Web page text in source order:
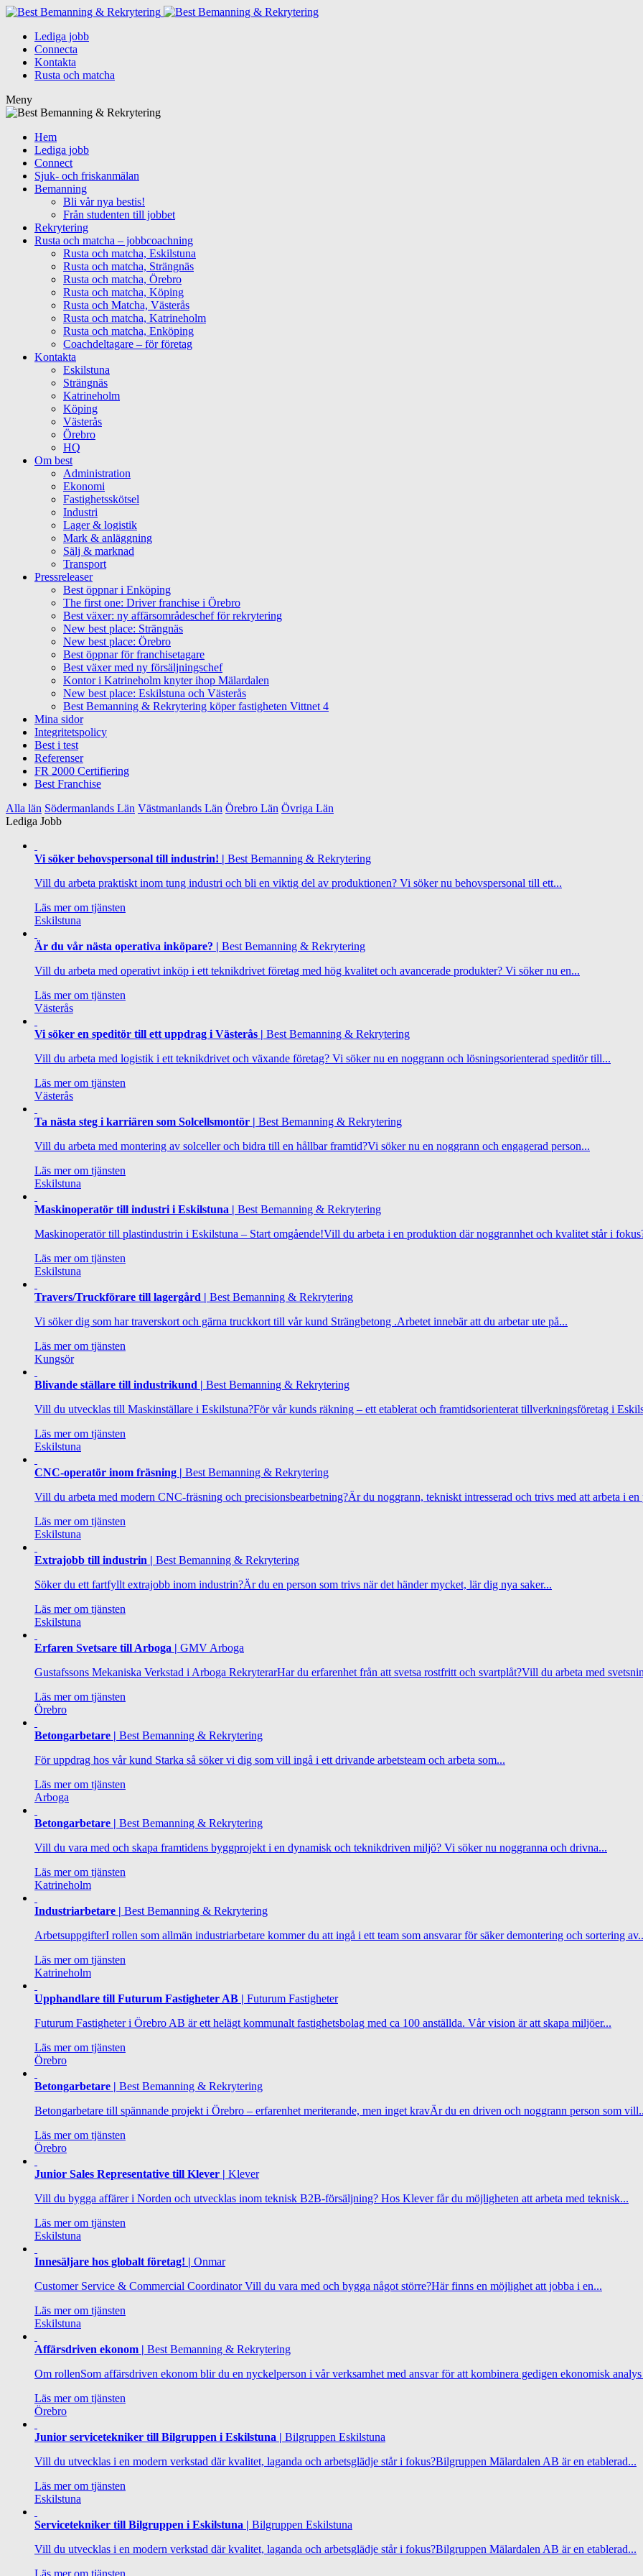
Lediga jobb
Connecta
Kontakta
Rusta och matcha
Meny
Hem
Lediga jobb
Connect
Sjuk- och friskanmälan
Bemanning
Bli vår nya bestis!
Från studenten till jobbet
Rekrytering
Rusta och matcha – jobbcoachning
Rusta och matcha, Eskilstuna
Rusta och matcha, Strängnäs
Rusta och matcha, Örebro
Rusta och matcha, Köping
Rusta och Matcha, Västerås
Rusta och matcha, Katrineholm
Rusta och matcha, Enköping
Coachdeltagare – för företag
Kontakta
Eskilstuna
Strängnäs
Katrineholm
Köping
Västerås
Örebro
HQ
Om best
Administration
Ekonomi
Fastighetsskötsel
Industri
Lager & logistik
Mark & anläggning
Sälj & marknad
Transport
Pressreleaser
Best öppnar i Enköping
The first one: Driver franchise i Örebro
Best växer: ny affärsområdeschef för rekrytering
New best place: Strängnäs
New best place: Örebro
Best öppnar för franchisetagare
Best växer med ny försäljningschef
Kontor i Katrineholm knyter ihop Mälardalen
New best place: Eskilstuna och Västerås
Best Bemanning & Rekrytering köper fastigheten Vittnet 4
Mina sidor
Integritetspolicy
Best i test
Referenser
FR 2000 Certifiering
Best Franchise
Alla län Södermanlands Län Västmanlands Län Örebro Län Övriga Län
Lediga Jobb
Vi söker behovspersonal till industrin! | Best Bemanning & Rekrytering
Vill du arbeta praktiskt inom tung industri och bli en viktig del av produktionen? Vi söker nu behovspersonal till ett...
Läs mer om tjänsten
Eskilstuna
Är du vår nästa operativa inköpare? | Best Bemanning & Rekrytering
Vill du arbeta med operativt inköp i ett teknikdrivet företag med hög kvalitet och avancerade produkter? Vi söker nu en...
Läs mer om tjänsten
Västerås
Vi söker en speditör till ett uppdrag i Västerås | Best Bemanning & Rekrytering
Vill du arbeta med logistik i ett teknikdrivet och växande företag? Vi söker nu en noggrann och lösningsorienterad speditör till...
Läs mer om tjänsten
Västerås
Ta nästa steg i karriären som Solcellsmontör | Best Bemanning & Rekrytering
Vill du arbeta med montering av solceller och bidra till en hållbar framtid?Vi söker nu en noggrann och engagerad person...
Läs mer om tjänsten
Eskilstuna
Maskinoperatör till industri i Eskilstuna | Best Bemanning & Rekrytering
Maskinoperatör till plastindustrin i Eskilstuna – Start omgående!Vill du arbeta i en produktion där noggrannhet och kvalitet står i
Läs mer om tjänsten
Eskilstuna
Travers/Truckförare till lagergård | Best Bemanning & Rekrytering
Vi söker dig som har traverskort och gärna truckkort till vår kund Strängbetong .Arbetet innebär att du arbetar ute på...
Läs mer om tjänsten
Kungsör
Blivande ställare till industrikund | Best Bemanning & Rekrytering
Vill du utvecklas till Maskinställare i Eskilstuna?För vår kunds räkning – ett etablerat och framtidsorienterat tillverkningsföretag i
Läs mer om tjänsten
Eskilstuna
CNC-operatör inom fräsning | Best Bemanning & Rekrytering
Vill du arbeta med modern CNC-fräsning och precisionsbearbetning?Är du noggrann, tekniskt intresserad och trivs med att arbeta i
Läs mer om tjänsten
Eskilstuna
Extrajobb till industrin | Best Bemanning & Rekrytering
Söker du ett fartfyllt extrajobb inom industrin?Är du en person som trivs när det händer mycket, lär dig nya saker...
Läs mer om tjänsten
Eskilstuna
Erfaren Svetsare till Arboga | GMV Arboga
Gustafssons Mekaniska Verkstad i Arboga RekryterarHar du erfarenhet från att svetsa rostfritt och svartplåt?Vill du arbeta med
Läs mer om tjänsten
Örebro
Betongarbetare | Best Bemanning & Rekrytering
För uppdrag hos vår kund Starka så söker vi dig som vill ingå i ett drivande arbetsteam och arbeta som...
Läs mer om tjänsten
Arboga
Betongarbetare | Best Bemanning & Rekrytering
Vill du vara med och skapa framtidens byggprojekt i en dynamisk och teknikdriven miljö? Vi söker nu noggranna och drivna...
Läs mer om tjänsten
Katrineholm
Industriarbetare | Best Bemanning & Rekrytering
ArbetsuppgifterI rollen som allmän industriarbetare kommer du att ingå i ett team som ansvarar för säker demontering och sortering
Läs mer om tjänsten
Katrineholm
Upphandlare till Futurum Fastigheter AB | Futurum Fastigheter
Futurum Fastigheter i Örebro AB är ett helägt kommunalt fastighetsbolag med ca 100 anställda. Vår vision är att skapa miljöer...
Läs mer om tjänsten
Örebro
Betongarbetare | Best Bemanning & Rekrytering
Betongarbetare till spännande projekt i Örebro – erfarenhet meriterande, men inget kravÄr du en driven och noggrann person som
Läs mer om tjänsten
Örebro
Junior Sales Representative till Klever | Klever
Vill du bygga affärer i Norden och utvecklas inom teknisk B2B-försäljning? Hos Klever får du möjligheten att arbeta med teknisk...
Läs mer om tjänsten
Eskilstuna
Innesäljare hos globalt företag! | Onmar
Customer Service & Commercial Coordinator Vill du vara med och bygga något större?Här finns en möjlighet att jobba i en...
Läs mer om tjänsten
Eskilstuna
Affärsdriven ekonom | Best Bemanning & Rekrytering
Om rollenSom affärsdriven ekonom blir du en nyckelperson i vår verksamhet med ansvar för att kombinera gedigen ekonomisk
Läs mer om tjänsten
Örebro
Junior servicetekniker till Bilgruppen i Eskilstuna | Bilgruppen Eskilstuna
Vill du utvecklas i en modern verkstad där kvalitet, laganda och arbetsglädje står i fokus?Bilgruppen Mälardalen AB är en etablerad...
Läs mer om tjänsten
Eskilstuna
Servicetekniker till Bilgruppen i Eskilstuna | Bilgruppen Eskilstuna
Vill du utvecklas i en modern verkstad där kvalitet, laganda och arbetsglädje står i fokus?Bilgruppen Mälardalen AB är en etablerad...
Läs mer om tjänsten